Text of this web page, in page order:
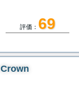
評価： 69